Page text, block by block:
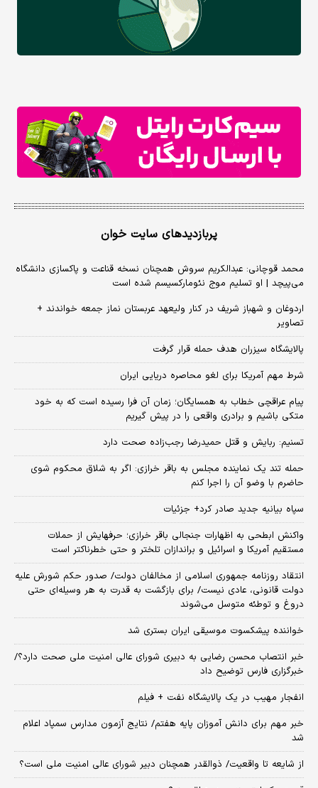
پربازدیدهای سایت خوان
محمد قوچانی: عبدالکریم سروش همچنان نسخه قناعت و پاکسازی دانشگاه
می‌پیچد | او تسلیم موج نئومارکسیسم شده است
اردوغان و شهباز شریف در کنار ولیعهد عربستان نماز جمعه خواندند +
تصاویر
پالایشگاه سیزران هدف حمله قرار گرفت
شرط مهم آمریکا برای لغو محاصره دریایی ایران
پیام عراقچی خطاب به همسایگان؛ زمان آن فرا رسیده است که به خود
متکی باشیم و برادری واقعی را در پیش گیریم
تسنیم: ربایش و قتل حمیدرضا رجب‌زاده صحت دارد
حمله تند یک نماینده مجلس به باقر خرازی: اگر به شلاق محکوم شوی
حاضرم با وضو آن را اجرا کنم
سپاه بیانیه جدید صادر کرد+ جزئیات
واکنش ابطحی به اظهارات جنجالی باقر خرازی؛ حرفهایش از حملات
مستقیم آمریکا و اسرائیل و براندازان تلختر و حتی خطرناکتر است
انتقاد روزنامه جمهوری اسلامی از مخالفان دولت/ صدور حکم شورش علیه
دولت قانونی، عادی نیست/ برای بازگشت به قدرت به هر وسیله‌ای حتی
دروغ و توطئه متوسل می‌شوند
خواننده پیشکسوت موسیقی ایران بستری شد
خبر انتصاب محسن رضایی به دبیری شورای عالی امنیت ملی صحت دارد؟/
خبرگزاری فارس توضیح داد
انفجار مهیب در یک پالایشگاه نفت + فیلم
خبر مهم برای دانش آموزان پایه هفتم/ نتایج آزمون مدارس سمپاد اعلام
شد
از شایعه تا واقعیت/ ذوالقدر همچنان دبیر شورای ‌عالی امنیت ملی است؟